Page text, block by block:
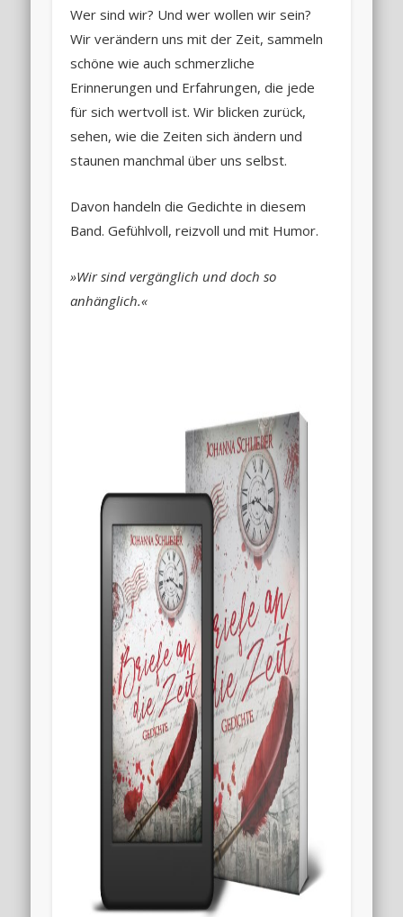
Wer sind wir? Und wer wollen wir sein?
Wir verändern uns mit der Zeit, sammeln
schöne wie auch schmerzliche
Erinnerungen und Erfahrungen, die jede
für sich wertvoll ist. Wir blicken zurück,
sehen, wie die Zeiten sich ändern und
staunen manchmal über uns selbst.
Davon handeln die Gedichte in diesem
Band. Gefühlvoll, reizvoll und mit Humor.
»Wir sind vergänglich und doch so
anhänglich.«